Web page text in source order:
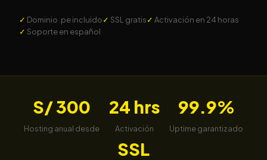
Dominio .pe incluido SSL gratis
Activación en 24 horas
Soporte en español
S/ 300
Hosting anual desde
24 hrs
Activación
99.9%
Uptime garantizado
SSL